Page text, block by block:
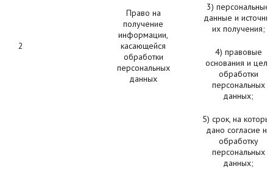
2
Право на
получение
информации,
касающейся
обработки
персональных
данных
3) персональные
данные и источник
их получения;
4) правовые
основания и цели
обработки
персональных
данных;
5) срок, на
дано согласие на
обработку
персональных
данных;